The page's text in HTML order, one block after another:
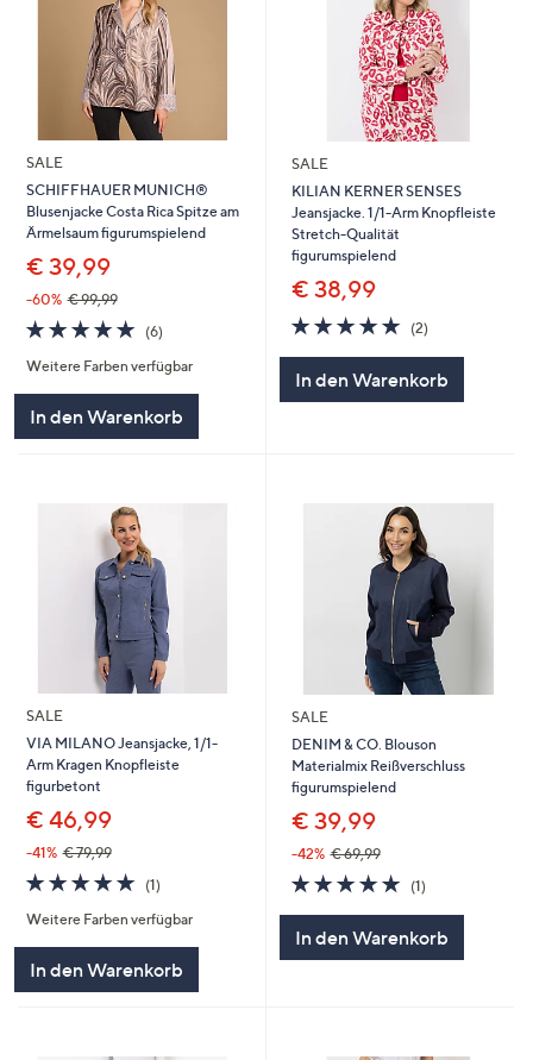
SALE
SCHIFFHAUER MUNICH®
Blusenjacke Costa Rica Spitze am
Ärmelsaum figurumspielend
€ 39,99
-60% € 99,99
5.0
von
5
(6)6
Weitere Farben verfügbar
In den Warenkorb
SALE
KILIAN KERNER SENSES
Jeansjacke. 1/1-Arm Knopfleiste
Stretch-Qualität
figurumspielend
€ 38,99
5.0
von
(2)2
In den Warenkorb
SALE
VIA MILANO Jeansjacke, 1/1-
Arm Kragen Knopfleiste
figurbetont
€ 46,99
-41% € 79,99
5.0
von
5
(1)
Weitere Farben verfügbar
In den Warenkorb
SALE
DENIM & CO. Blouson
Materialmix Reißverschluss
figurumspielend
€ 39,99
-42% € 69,99
5.0
von
5
(1)
In den Warenkorb